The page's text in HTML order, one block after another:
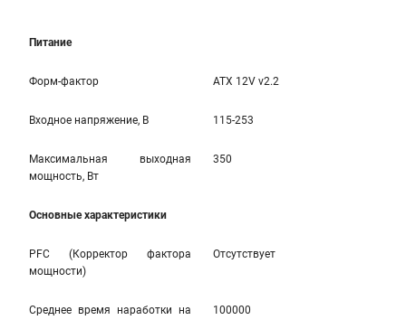
Питание
Форм-фактор ATX 12V v2.2
Входное напряжение, В 115-253
Максимальная выходная
мощность, Вт
350
Основные характеристики
PFC (Корректор фактора
мощности)
Отсутствует
Среднее время наработки на
100000